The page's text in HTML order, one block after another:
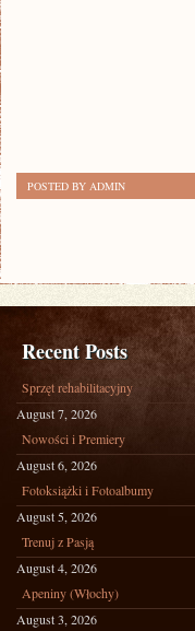
POSTED BY ADMIN
Recent Posts
Sprzęt rehabilitacyjny
August 7, 2026
Nowości i Premiery
August 6, 2026
Fotoksiążki i Fotoalbumy
August 5, 2026
Trenuj z Pasją
August 4, 2026
Apeniny (Włochy)
August 3, 2026